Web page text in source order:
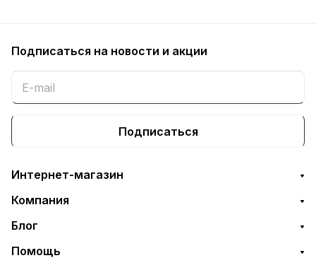
Подписаться на новости и акции
Подписаться
Интернет-магазин
Компания
Блог
Помощь